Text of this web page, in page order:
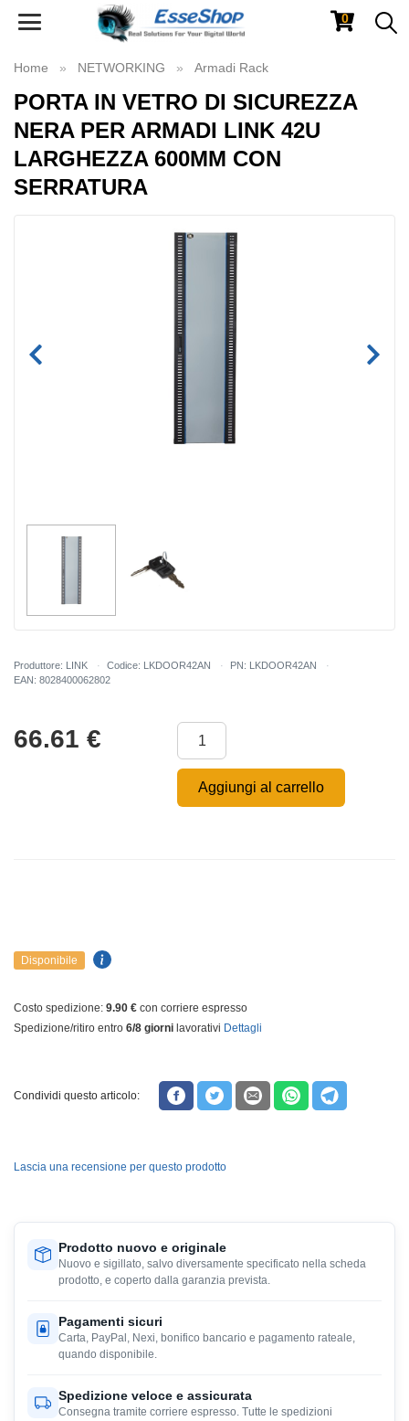
Toggle
0
Home NETWORKING Armadi Rack
PORTA IN VETRO DI SICUREZZA
NERA PER ARMADI LINK 42U
LARGHEZZA 600MM CON
SERRATURA
Produttore: LINK Codice: LKDOOR42AN
PN: LKDOOR42AN
EAN: 8028400062802
66.61 €
Aggiungi al carrello
Disponibile
Costo spedizione: 9.90 € con corriere espresso
Spedizione/ritiro entro 6/8 giorni lavorativi Dettagli
Condividi questo articolo:
Lascia una recensione per questo prodotto
Prodotto nuovo e originale
Nuovo e sigillato, salvo diversamente specificato nella scheda
prodotto, e coperto dalla garanzia prevista.
Pagamenti sicuri
Carta, PayPal, Nexi, bonifico bancario e pagamento rateale,
quando disponibile.
Spedizione veloce e assicurata
Consegna tramite corriere espresso. Tutte le spedizioni